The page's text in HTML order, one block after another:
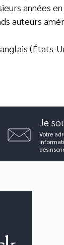
années
auteurs
(États-
Je
Votre